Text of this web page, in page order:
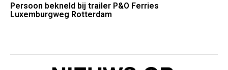
Persoon bekneld bij trailer P&O Ferries
Luxemburgweg Rotterdam